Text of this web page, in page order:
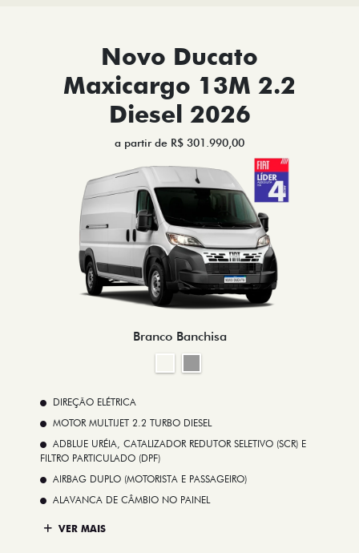
Novo Ducato
Maxicargo 13M 2.2
Diesel 2026
a partir de R$ 301.990,00
Branco Banchisa
DIREÇÃO ELÉTRICA
MOTOR MULTIJET 2.2 TURBO DIESEL
ADBLUE URÉIA, CATALIZADOR REDUTOR SELETIVO (SCR) E
FILTRO PARTICULADO (DPF)
AIRBAG DUPLO (MOTORISTA E PASSAGEIRO)
ALAVANCA DE CÂMBIO NO PAINEL
VER MAIS